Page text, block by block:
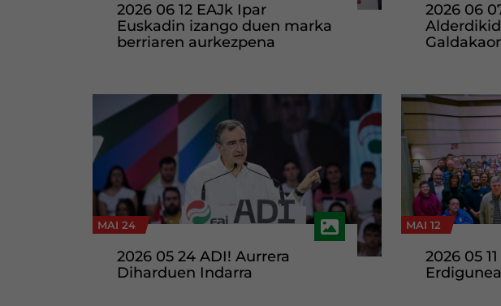
2026 06 12 EAJk Ipar
Euskadin izango duen marka
berriaren aurkezpena
2026 06
MAI 24
2026 05 24 ADI! Aurrera
Diharduen Indarra
MAI 12
2026 05